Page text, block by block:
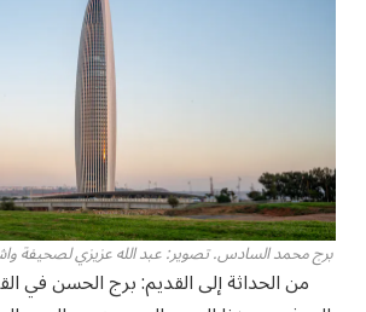
برج محمد السادس. تصوير: عبد الله عزيزي لصحيفة
من الحداثة إلى القديم: برج الحسن في